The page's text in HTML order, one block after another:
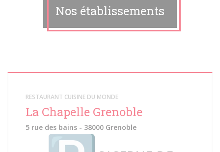
Nos établissements
RESTAURANT CUISINE DU MONDE
La Chapelle Grenoble
5 rue des bains - 38000 Grenoble